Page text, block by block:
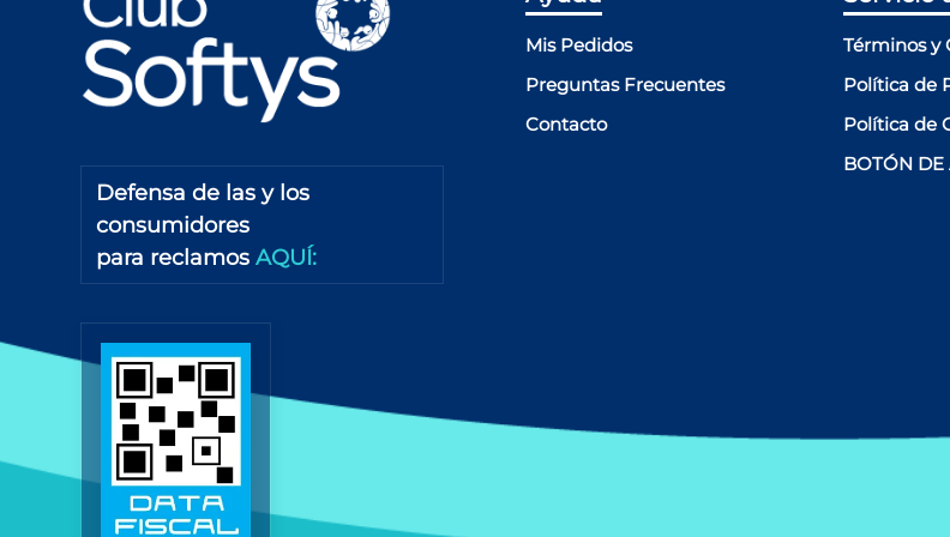
Defensa de las y los
consumidores
para reclamosAQUÍ:
Mis Pedidos
Preguntas Frecuentes
Contacto
Términos y
Política de
Política de
BOTÓN DE